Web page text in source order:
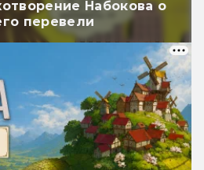
Набокова о
перевели